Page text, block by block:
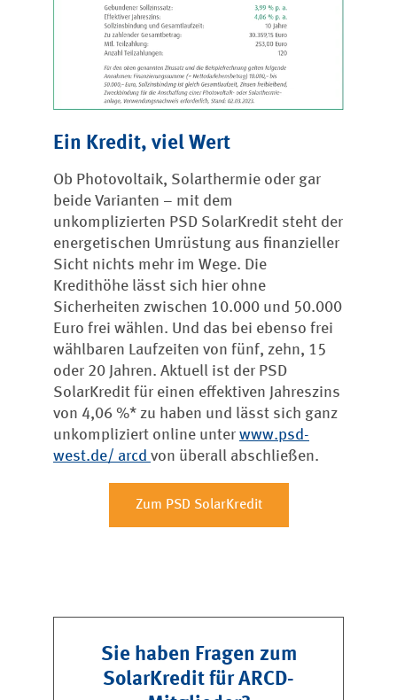
Ein Kredit, viel Wert
Ob Photovoltaik, Solarthermie oder gar
beide Varianten – mit dem
unkomplizierten PSD SolarKredit steht der
energetischen Umrüstung aus finanzieller
Sicht nichts mehr im Wege. Die
Kredithöhe lässt sich hier ohne
Sicherheiten zwischen 10.000 und 50.000
Euro frei wählen. Und das bei ebenso frei
wählbaren Laufzeiten von fünf, zehn, 15
oder 20 Jahren. Aktuell ist der PSD
SolarKredit für einen effektiven Jahreszins
von 4,06 %* zu haben und lässt sich ganz
unkompliziert online unter www.psd-
west.de/ arcd von überall abschließen.
Zum PSD SolarKredit
Sie haben Fragen zum
SolarKredit für ARCD-